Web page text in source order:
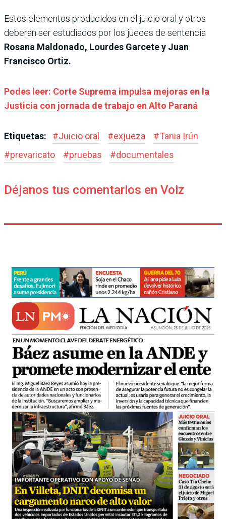
Estos elementos producidos en el juicio oral y otros
deberán ser estudiados por los jueces de sentencia
Rosana Maldonado, Lourdes Garcete y Juan
Francisco Ortiz.
Podes leer: Corte Suprema impulsa mejoras en la
Justicia con jornada de trabajo en Alto Paraná
Etiquetas: #Juicio oral #exjueza #Tania Irún
#prevaricato #pruebas #documentales
Déjanos tus comentarios en Voiz